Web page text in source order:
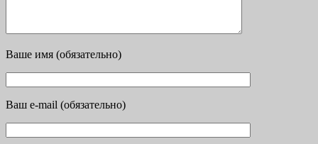
Ваше имя (обязательно)
Ваш e-mail (обязательно)